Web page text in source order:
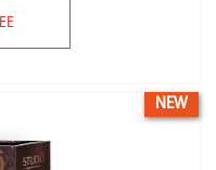
NEW